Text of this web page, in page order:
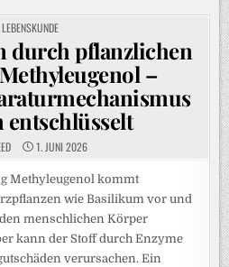
POSTED
IN
LEBENSKUNDE
durch pflanzlichen
–
entschlüsselt
1. JUNI 2026
Methyleugenol kommt
wie Basilikum vor und
menschlichen Körper
kann der Stoff durch Enzyme
verursachen. Ein